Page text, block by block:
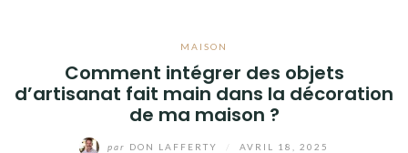
MAISON
Comment intégrer des objets
d’artisanat fait main dans la décoration
de ma maison ?
par DON LAFFERTY AVRIL 18, 2025